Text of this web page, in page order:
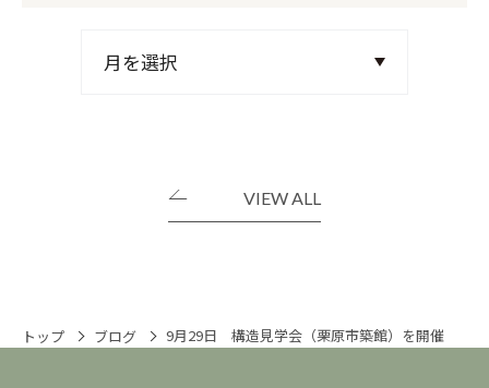
VIEW ALL
トップ ブログ 9月29日 構造見学会（栗原市築館）を開催